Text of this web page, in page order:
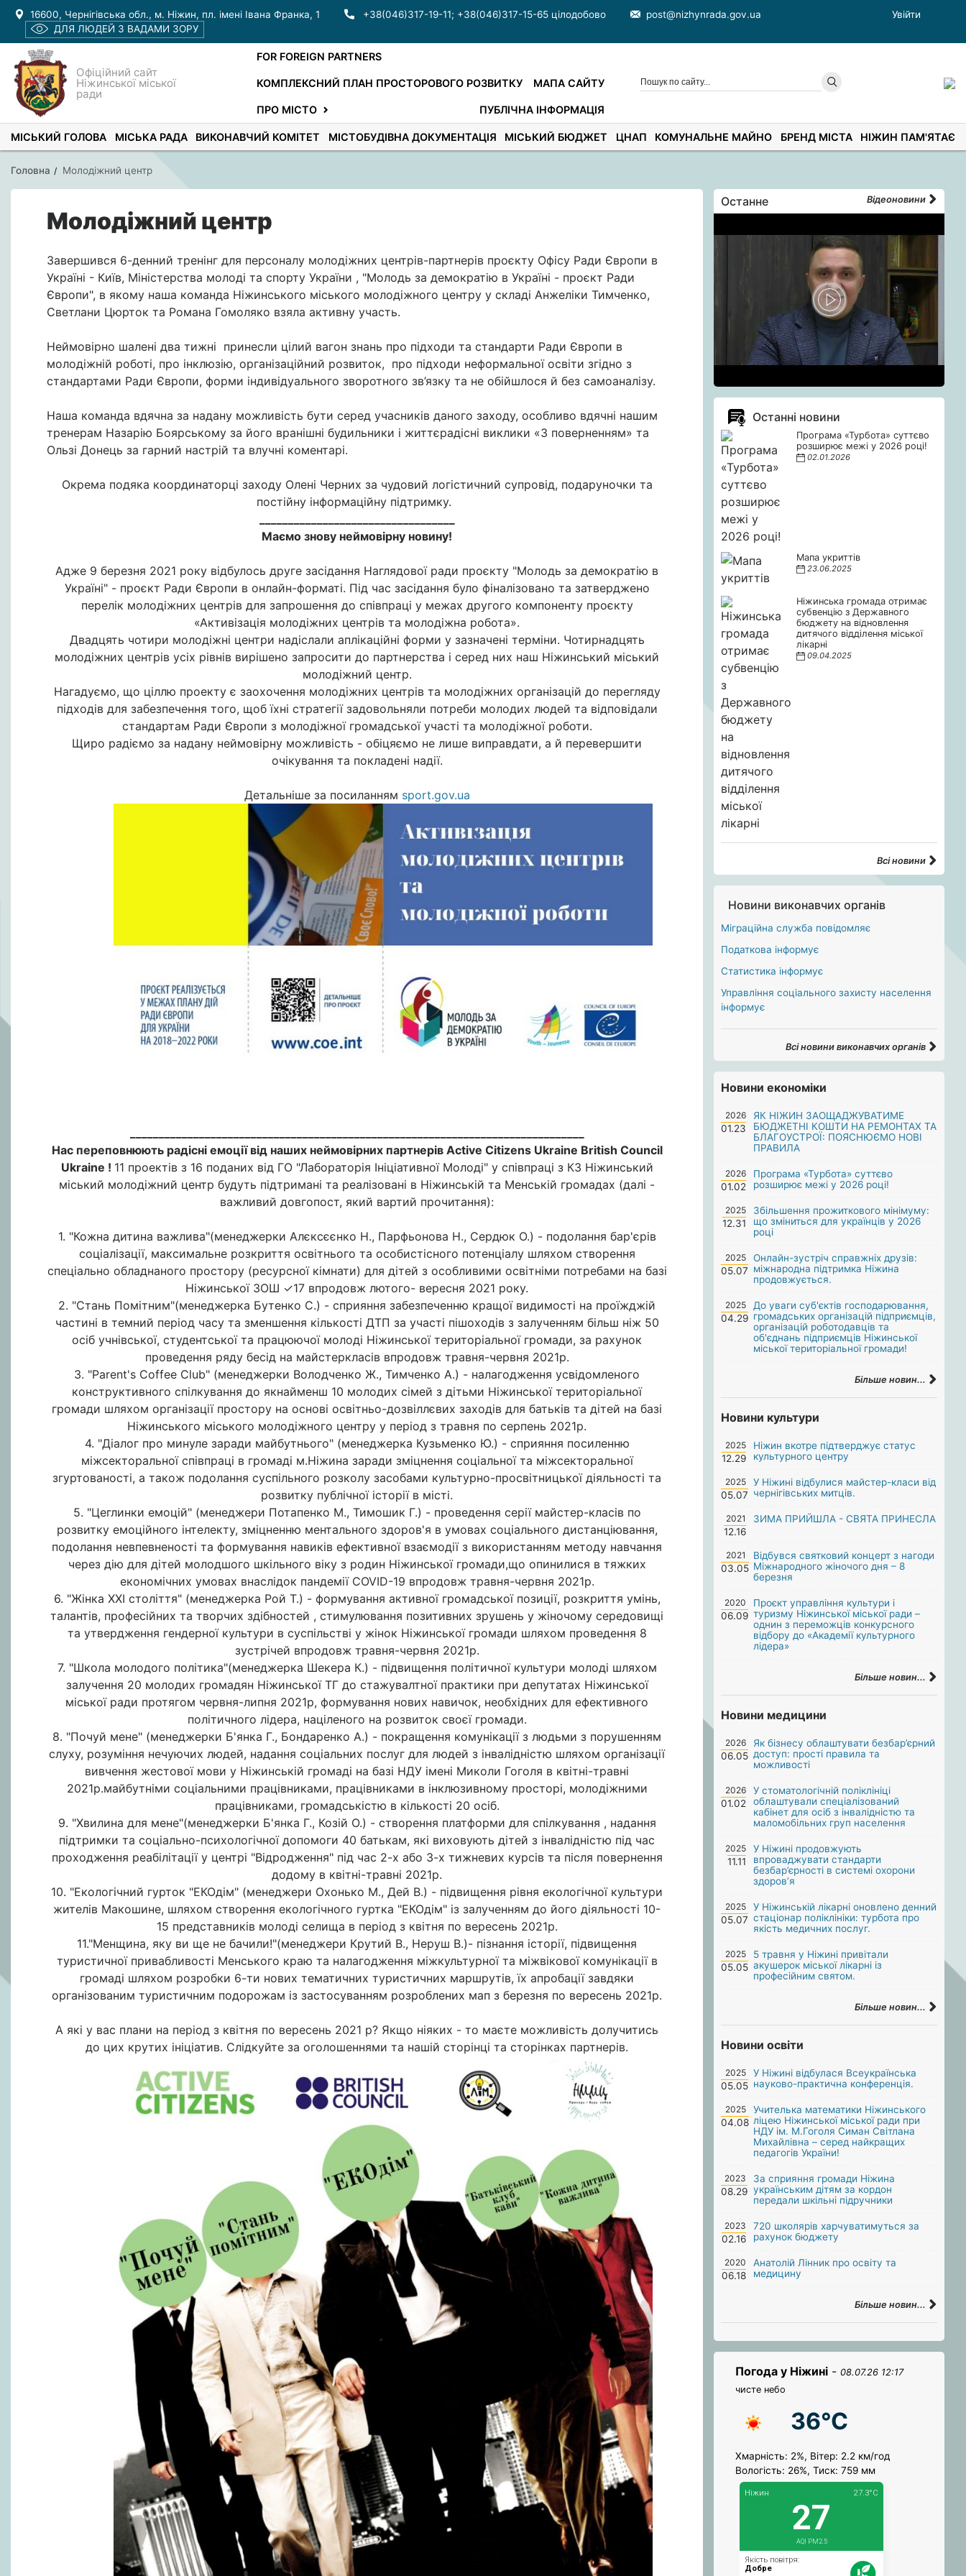
16600, Чернігівська обл., м. Ніжин, пл. імені Івана Франка, 1 +38(046)317-19-11; +38(046)317-15-65 цілодобово post@nizhynrada.gov.ua
Увійти
ДЛЯ ЛЮДЕЙ З ВАДАМИ ЗОРУ
Офіційний сайт
Ніжинської міської
ради
FOR FOREIGN PARTNERS
КОМПЛЕКСНИЙ ПЛАН ПРОСТОРОВОГО РОЗВИТКУ МАПА САЙТУ
ПРО МІСТО ПУБЛІЧНА ІНФОРМАЦІЯ
МІСЬКИЙ ГОЛОВА МІСЬКА РАДА ВИКОНАВЧИЙ КОМІТЕТ МІСТОБУДІВНА ДОКУМЕНТАЦІЯ МІСЬКИЙ БЮДЖЕТ ЦНАП КОМУНАЛЬНЕ МАЙНО БРЕНД МІСТА НІЖИН ПАМ'ЯТАЄ
Головна Молодіжний центр
Молодіжний центр
Завершився 6-денний тренінг для персоналу молодіжних центрів-партнерів проєкту Офісу Ради Європи в
Україні - Київ, Міністерства молоді та спорту України , "Молодь за демократію в Україні - проєкт Ради
Європи", в якому наша команда Ніжинського міського молодіжного центру у складі Анжеліки Тимченко,
Светлани Цюрток та Романа Гомоляко взяла активну участь.
Неймовірно шалені два тижні принесли цілий вагон знань про підходи та стандарти Ради Європи в
молодіжній роботі, про інклюзію, організаційний розвиток, про підходи неформальної освіти згідно з
стандартами Ради Європи, форми індивідуального зворотного зв’язку та не обійшлося й без самоаналізу.
Наша команда вдячна за надану можливість бути серед учасників даного заходу, особливо вдячні нашим
тренерам Назарію Боярському за його вранішні будильники і життєрадісні виклики «З поверненням» та
Ользі Донець за гарний настрій та влучні коментарі.
Окрема подяка координаторці заходу Олені Черних за чудовий логістичний супровід, подаруночки та
постійну інформаційну підтримку.
Маємо знову неймовірну новину!
Адже 9 березня 2021 року відбулось друге засідання Наглядової ради проєкту "Молодь за демократію в
Україні" - проєкт Ради Європи в онлайн-форматі. Під час засідання було фіналізовано та затверджено
перелік молодіжних центрів для запрошення до співпраці у межах другого компоненту проєкту
«Активізація молодіжних центрів та молодіжна робота».
Двадцять чотири молодіжні центри надіслали аплікаційні форми у зазначені терміни. Чотирнадцять
молодіжних центрів усіх рівнів вирішено запросити до партнерства і серед них наш Ніжинський міський
молодіжний центр.
Нагадуємо, що ціллю проекту є заохочення молодіжних центрів та молодіжних організацій до перегляду
підходів для забезпечення того, щоб їхні стратегії задовольняли потреби молодих людей та відповідали
стандартам Ради Європи з молодіжної громадської участі та молодіжної роботи.
Щиро радіємо за надану неймовірну можливість - обіцяємо не лише виправдати, а й перевершити
очікування та покладені надії.
Детальніше за посиланням sport.gov.ua
Нас переповнюють радісні емоції від наших неймовірних партнерів Active Citizens Ukraine British Council
Ukraine ! 11 проектів з 16 поданих від ГО "Лабораторія Ініціативної Молоді" у співпраці з КЗ Ніжинський
міський молодіжний центр будуть підтримані та реалізовані в Ніжинській та Менській громадах (далі -
важливий довгопост, який вартий прочитання):
1. "Кожна дитина важлива"(менеджерки Алєксєєнко Н., Парфьонова Н., Сердюк О.) - подолання бар'єрів
соціалізації, максимальне розкриття освітнього та особистісного потенціалу шляхом створення
спеціально обладнаного простору (ресурсної кімнати) для дітей з особливими освітніми потребами на базі
Ніжинської ЗОШ ✓17 впродовж лютого- вересня 2021 року.
2. "Стань Помітним"(менеджерка Бутенко С.) - сприяння забезпеченню кращої видимості на проїжджій
частині в темний період часу та зменшення кількості ДТП за участі пішоходів з залученням більш ніж 50
осіб учнівської, студентської та працюючої молоді Ніжинської територіальної громади, за рахунок
проведення ряду бесід на майстеркласів впродовж травня-червня 2021р.
3. "Parent's Coffee Club" (менеджерки Володченко Ж., Тимченко А.) - налагодження усвідомленого
конструктивного спілкування до якнайменш 10 молодих сімей з дітьми Ніжинської територіальної
громади шляхом організації простору на основі освітньо-дозвіллєвих заходів для батьків та дітей на базі
Ніжинського міського молодіжного центру у період з травня по серпень 2021р.
4. "Діалог про минуле заради майбутнього" (менеджерка Кузьменко Ю.) - сприяння посиленню
міжсекторальної співпраці в громаді м.Ніжина заради зміцнення соціальної та міжсекторальної
згуртованості, а також подолання суспільного розколу засобами культурно-просвітницької діяльності та
розвитку публічної історії в місті.
5. "Цеглинки емоцій" (менеджери Потапенко М., Тимошик Г.) - проведення серії майстер-класів по
розвитку емоційного інтелекту, зміцненню ментального здоров'я в умовах соціального дистанціювання,
подолання невпевненості та формування навиків ефективної взаємодії з використанням методу навчання
через дію для дітей молодшого шкільного віку з родин Ніжинської громади,що опинилися в тяжких
економічних умовах внаслідок пандемії COVID-19 впродовж травня-червня 2021р.
6. "Жінка XXI століття" (менеджерка Рой Т.) - формування активної громадської позиції, розкриття умінь,
талантів, професійних та творчих здібностей , стимулювання позитивних зрушень у жіночому середовищі
та утвердження гендерної культури в суспільстві у жінок Ніжинської громади шляхом проведення 8
зустрічей впродовж травня-червня 2021р.
7. "Школа молодого політика"(менеджерка Шекера К.) - підвищення політичної культури молоді шляхом
залучення 20 молодих громадян Ніжинської ТГ до стажувалтної практики при депутатах Ніжинської
міської ради протягом червня-липня 2021р, формування нових навичок, необхідних для ефективного
політичного лідера, націленого на розвиток своєї громади.
8. "Почуй мене" (менеджерки Б'янка Г., Бондаренко А.) - покращення комунікації з людьми з порушенням
слуху, розуміння нечуючих людей, надання соціальних послуг для людей з інвалідністю шляхом організації
вивчення жестової мови у Ніжинській громаді на базі НДУ імені Миколи Гоголя в квітні-травні
2021р.майбутніми соціальними працівниками, працівниками в інклюзивному просторі, молодіжними
працівниками, громадськістю в кількості 20 осіб.
9. "Хвилина для мене"(менеджерки Б'янка Г., Козій О.) - створення платформи для спілкування , надання
підтримки та соціально-психологічної допомоги 40 батькам, які виховують дітей з інвалідністю під час
проходження реабілітації у центрі "Відродження" під час 2-х або 3-х тижневих курсів та після повернення
додому в квітні-травні 2021р.
10. "Екологічний гурток "ЕКОдім" (менеджери Охонько М., Дей В.) - підвищення рівня екологічної культури
жителів Макошине, шляхом створення екологічного гуртка "ЕКОдім" із залученням до його діяльності 10-
15 представників молоді селища в період з квітня по вересень 2021р.
11."Менщина, яку ви ще не бачили!"(менеджери Крутий В., Неруш В.)- пізнання історії, підвищення
туристичної привабливості Менського краю та налагодження міжкультурної та міжвікової комунікації в
громаді шляхом розробки 6-ти нових тематичних туристичних маршрутів, їх апробації завдяки
організованим туристичним подорожам із застосуванням розроблених мап з березня по вересень 2021р.
А які у вас плани на період з квітня по вересень 2021 р? Якщо ніяких - то маєте можливість долучитись
до цих крутих ініціатив. Слідкуйте за оголошеннями та нашій сторінці та сторінках партнерів.
Останне Відеоновини
Останні новини
Програма «Турбота» суттєво
розширює межі у 2026 році!
02.01.2026
Мапа укриттів
23.06.2025
Ніжинська громада отримає
субвенцію з Державного
бюджету на відновлення
дитячого відділення міської
лікарні
09.04.2025
Всі новини
Новини виконавчих органів
Міграційна служба повідомляє
Податкова інформує
Статистика інформує
Управління соціального захисту населення
інформує
Всі новини виконавчих органів
Новини економіки
2026
01.23
ЯК НІЖИН ЗАОЩАДЖУВАТИМЕ
БЮДЖЕТНІ КОШТИ НА РЕМОНТАХ ТА
БЛАГОУСТРОЇ: ПОЯСНЮЄМО НОВІ
ПРАВИЛА
2026
01.02
Програма «Турбота» суттєво
розширює межі у 2026 році!
2025
12.31
Збільшення прожиткового мінімуму:
що зміниться для українців у 2026
році
2025
05.07
Онлайн-зустріч справжніх друзів:
міжнародна підтримка Ніжина
продовжується.
2025
04.29
До уваги суб'єктів господарювання,
громадських організацій підприємців,
організацій роботодавців та
об'єднань підприємців Ніжинської
міської територіальної громади!
Більше новин...
Новини культури
2025
12.29
Ніжин вкотре підтверджує статус
культурного центру
2025
05.07
У Ніжині відбулися майстер-класи від
чернігівських митців.
2021
12.16
ЗИМА ПРИЙШЛА - СВЯТА ПРИНЕСЛА
2021
03.05
Відбувся святковий концерт з нагоди
Міжнародного жіночого дня – 8
березня
2020
06.09
Проєкт управління культури і
туризму Ніжинської міської ради –
однин з переможців конкурсного
відбору до «Академії культурного
лідера»
Більше новин...
Новини медицини
2026
06.05
Як бізнесу облаштувати безбар’єрний
доступ: прості правила та
можливості
2026
01.02
У стоматологічній поліклініці
облаштували спеціалізований
кабінет для осіб з інвалідністю та
маломобільних груп населення
2025
11.11
У Ніжині продовжують
впроваджувати стандарти
безбар’єрності в системі охорони
здоров’я
2025
05.07
У Ніжинській лікарні оновлено денний
стаціонар поліклініки: турбота про
якість медичних послуг.
2025
05.05
5 травня у Ніжині привітали
акушерок міської лікарні із
професійним святом.
Більше новин...
Новини освіти
2025
05.05
У Ніжині відбулася Всеукраїнська
науково-практична конференція.
2025
04.08
Учителька математики Ніжинського
ліцею Ніжинської міської ради при
НДУ ім. М.Гоголя Симан Світлана
Михайлівна – серед найкращих
педагогів України!
2023
08.29
За сприяння громади Ніжина
українським дітям за кордон
передали шкільні підручники
2023
02.16
720 школярів харчуватимуться за
рахунок бюджету
2020
06.18
Анатолій Лінник про освіту та
медицину
Більше новин...
Погода у Ніжині - 08.07.26 12:17
чисте небо
36°C
Хмарність: 2%, Вітер: 2.2 км/год
Вологість: 26%, Тиск: 759 мм